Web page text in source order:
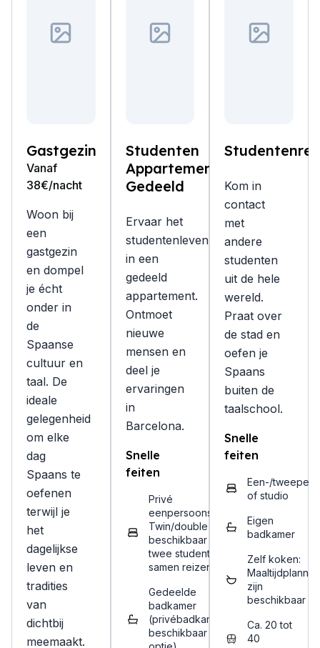
Gastgezin
Vanaf
38€/nacht
Woon bij
een
gastgezin
en dompel
je écht
onder in
de
Spaanse
cultuur en
taal. De
ideale
gelegenheid
om elke
dag
Spaans te
oefenen
terwijl je
het
dagelijkse
leven en
tradities
van
dichtbij
meemaakt.
Studenten
Appartement
Gedeeld
Ervaar het
studentenleven
in een
gedeeld
appartement.
Ontmoet
nieuwe
mensen en
deel je
ervaringen
in
Barcelona.
Snelle
feiten
Privé
eenpersoonskamer.
Twin/double kamer
beschikbaar voor
twee studenten die
samen reizen.
Gedeelde
badkamer
(privébadkamer
beschikbaar als
Kom in
contact
met
andere
studenten
uit de hele
wereld.
Praat over
de stad en
oefen je
Spaans
buiten de
taalschool.
Snelle
feiten
Een-/
of studio
Eigen
badkamer
Zelf koken:
zijn
beschikbaar
Ca. 20 tot
40